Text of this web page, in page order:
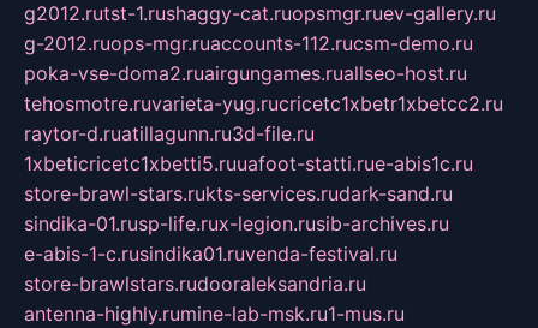
g2012.rutst-1.rushaggy-cat.ruopsmgr.ruev-gallery.ru
g-2012.ruops-mgr.ruaccounts-112.rucsm-demo.ru
poka-vse-doma2.ruairgungames.ruallseo-host.ru
tehosmotre.ruvarieta-yug.rucricetc1xbetr1xbetcc2.ru
raytor-d.ruatillagunn.ru3d-file.ru
1xbeticricetc1xbetti5.ruuafoot-statti.rue-abis1c.ru
store-brawl-stars.rukts-services.rudark-sand.ru
sindika-01.rusp-life.rux-legion.rusib-archives.ru
e-abis-1-c.rusindika01.ruvenda-festival.ru
store-brawlstars.rudooraleksandria.ru
antenna-highly.rumine-lab-msk.ru1-mus.ru